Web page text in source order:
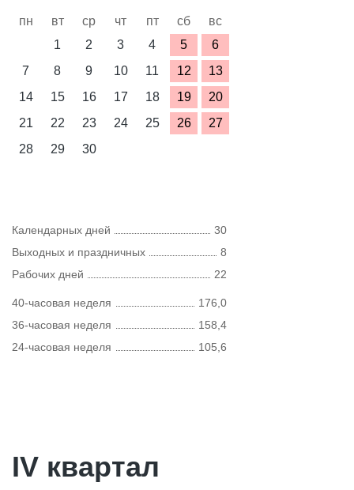
пн вт ср чт пт сб
вс
1
2 3 4 5
6
7
8 9 10 11 12
13
14
15 16 17 18 19
20
21
22 23 24 25 26
27
28
29 30
Календарных дней
30
Выходных и праздничных
8
Рабочих дней
22
40-часовая неделя
176,0
36-часовая неделя
158,4
24-часовая неделя
105,6
IV квартал